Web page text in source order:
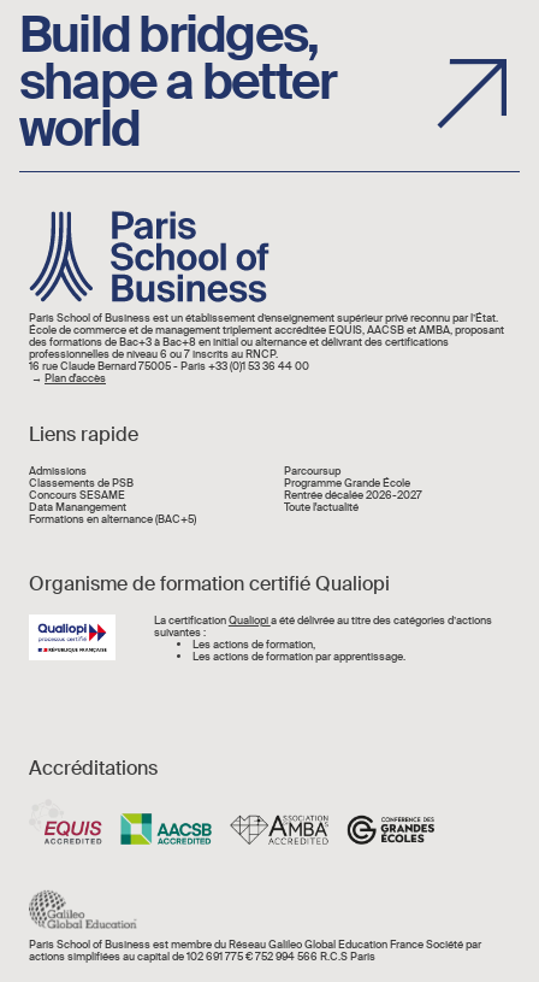
Build bridges,
shape a better
world
Image
Paris School of Business est un établissement d’enseignement supérieur privé reconnu par l’État.
École de commerce et de management triplement accréditée EQUIS, AACSB et AMBA, proposant
des formations de Bac+3 à Bac+8 en initial ou alternance et délivrant des certifications
professionnelles de niveau 6 ou 7 inscrits au RNCP.
16 rue Claude Bernard 75005 - Paris +33 (0)1 53 36 44 00
→ Plan d'accès
Liens rapide
Liens rapide
Admissions
Classements de PSB
Concours SESAME
Data Manangement
Formations en alternance (BAC+5)
Parcoursup
Programme Grande École
Rentrée décalée 2026-2027
Toute l'actualité
Organisme de formation certifié Qualiopi
Image La certificationQualiopia été délivrée au titre des catégories d’actions
suivantes :
Les actions de formation,
Les actions de formation par apprentissage.
Accréditations
Paris School of Business est membre du Réseau Galileo Global Education France Société par
actions simplifiées au capital de 102 691 775 € 752 994 566 R.C.S Paris